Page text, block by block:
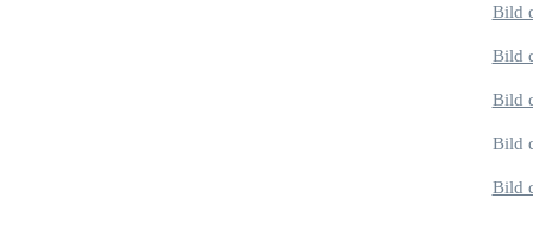
Bild
Bild
Bild
Bild
Bild